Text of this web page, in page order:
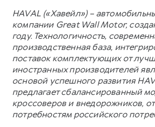
HAVAL («Хавейл») –
компании Great Wall Motor,
году. Технологичность,
производственная база,
поставок комплектующих от
иностранных производителей
основой успешного развития
предлагает сбалансированный
кроссоверов и внедорожников,
потребностям российского